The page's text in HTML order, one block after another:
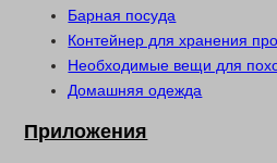
Барная посуда
Контейнер для хранения
Необходимые вещи для
Домашняя одежда
Приложения